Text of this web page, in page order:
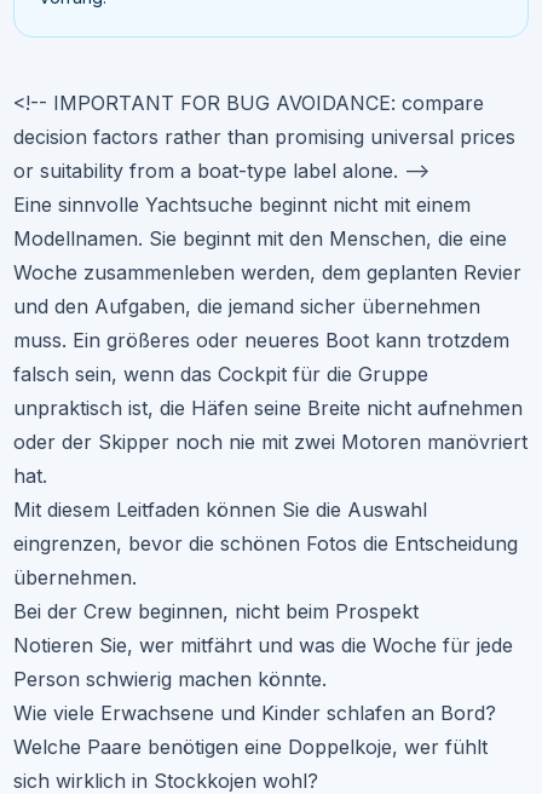
<!-- IMPORTANT FOR BUG AVOIDANCE: compare
decision factors rather than promising universal prices
or suitability from a boat-type label alone. -->
Eine sinnvolle Yachtsuche beginnt nicht mit einem
Modellnamen. Sie beginnt mit den Menschen, die eine
Woche zusammenleben werden, dem geplanten Revier
und den Aufgaben, die jemand sicher übernehmen
muss. Ein größeres oder neueres Boot kann trotzdem
falsch sein, wenn das Cockpit für die Gruppe
unpraktisch ist, die Häfen seine Breite nicht aufnehmen
oder der Skipper noch nie mit zwei Motoren manövriert
hat.
Mit diesem Leitfaden können Sie die Auswahl
eingrenzen, bevor die schönen Fotos die Entscheidung
übernehmen.
Bei der Crew beginnen, nicht beim Prospekt
Notieren Sie, wer mitfährt und was die Woche für jede
Person schwierig machen könnte.
Wie viele Erwachsene und Kinder schlafen an Bord?
Welche Paare benötigen eine Doppelkoje, wer fühlt
sich wirklich in Stockkojen wohl?